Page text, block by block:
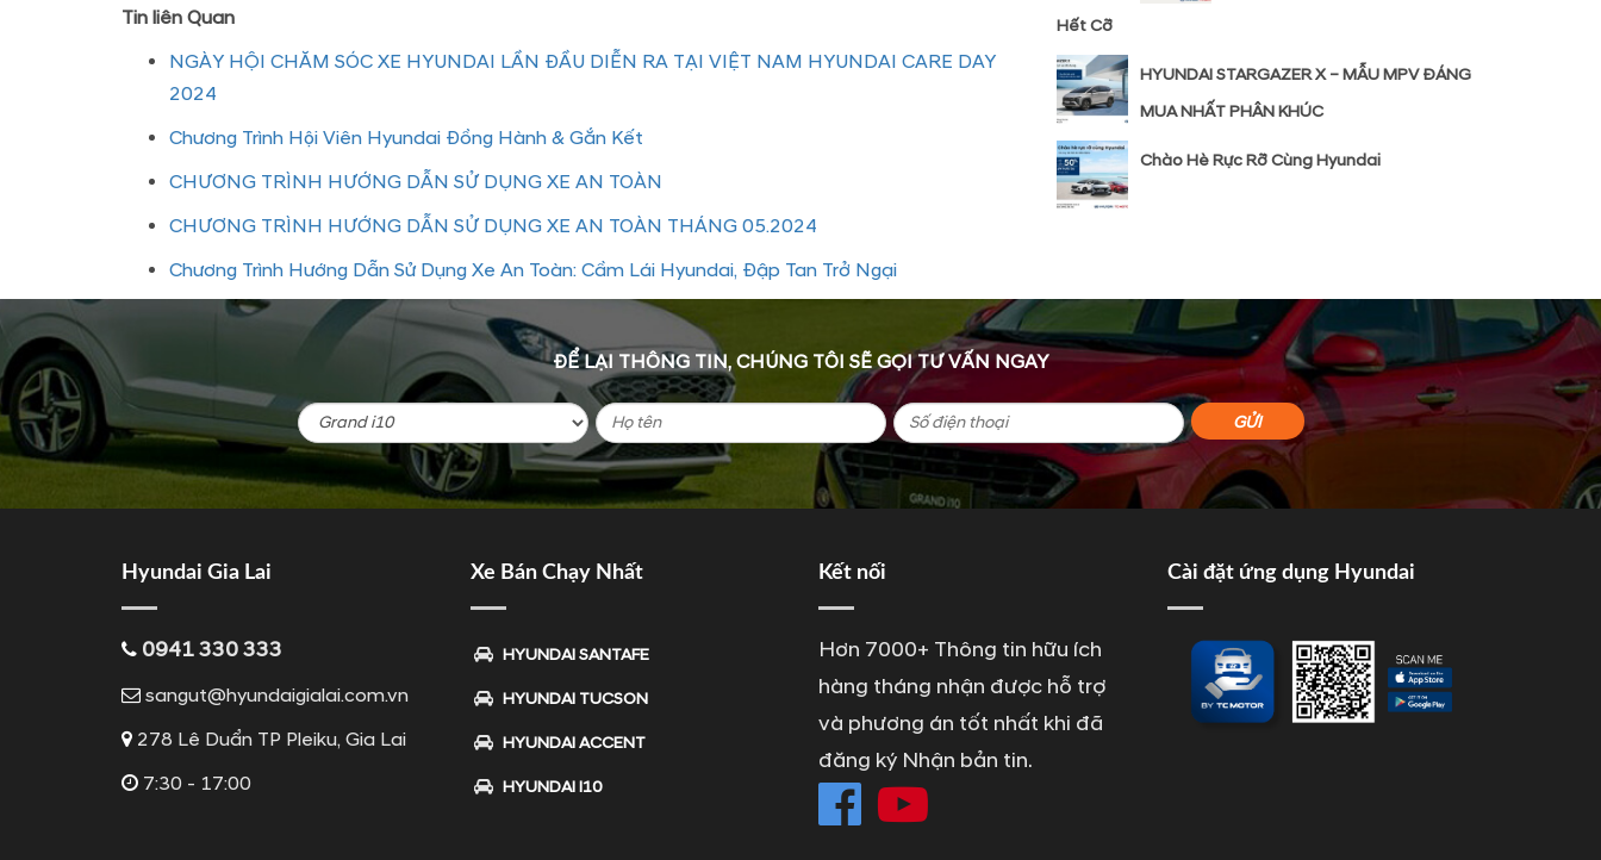
Tin liên Quan
NGÀY HỘI CHĂM SÓC XE HYUNDAI LẦN ĐẦU DIỄN RA TẠI VIỆT NAM HYUNDAI CARE DAY
2024
Chương Trình Hội Viên Hyundai Đồng Hành & Gắn Kết
CHƯƠNG TRÌNH HƯỚNG DẪN SỬ DỤNG XE AN TOÀN
CHƯƠNG TRÌNH HƯỚNG DẪN SỬ DỤNG XE AN TOÀN THÁNG 05.2024
Chương Trình Hướng Dẫn Sử Dụng Xe An Toàn: Cầm Lái Hyundai, Đập Tan Trở Ngại
Hết Cỡ
HYUNDAI STARGAZER X – MẪU MPV ĐÁNG
MUA NHẤT PHÂN KHÚC
Chào Hè Rực Rỡ Cùng Hyundai
ĐỂ LẠI THÔNG TIN, CHÚNG TÔI SẼ GỌI TƯ VẤN NGAY
Hyundai Gia Lai
0941 330 333
sangut@hyundaigialai.com.vn
278 Lê Duẩn TP Pleiku, Gia Lai
7:30 - 17:00
Xe Bán Chạy Nhất
HYUNDAI SANTAFE
HYUNDAI TUCSON
HYUNDAI ACCENT
HYUNDAI I10
Kết nối
Hơn 7000+ Thông tin hữu ích
hàng tháng nhận được hỗ trợ
và phương án tốt nhất khi đã
đăng ký Nhận bản tin.
Cài đặt ứng dụng Hyundai